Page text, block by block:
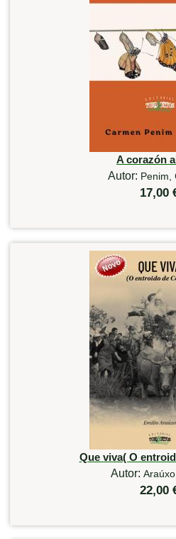
A corazón
Autor: Penim,
17,00
Que viva( O
Autor:
22,00